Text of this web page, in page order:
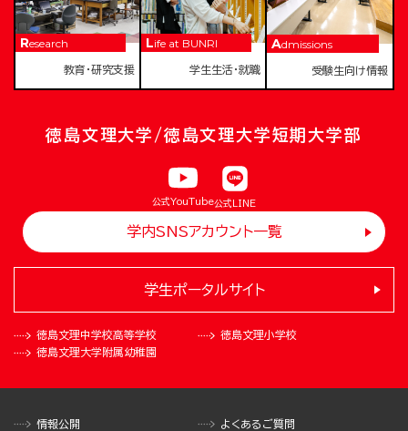
Research
教育・研究支援
Life at BUNRI
学生生活・就職
Admissions
受験生向け情報
徳島文理大学/徳島文理大学短期大学部
公式YouTube公式LINE
学内SNSアカウント一覧
徳島文理中学校高等学校
徳島文理小学校
徳島文理大学附属幼稚園
学生ポータルサイト
情報公開
よくあるご質問